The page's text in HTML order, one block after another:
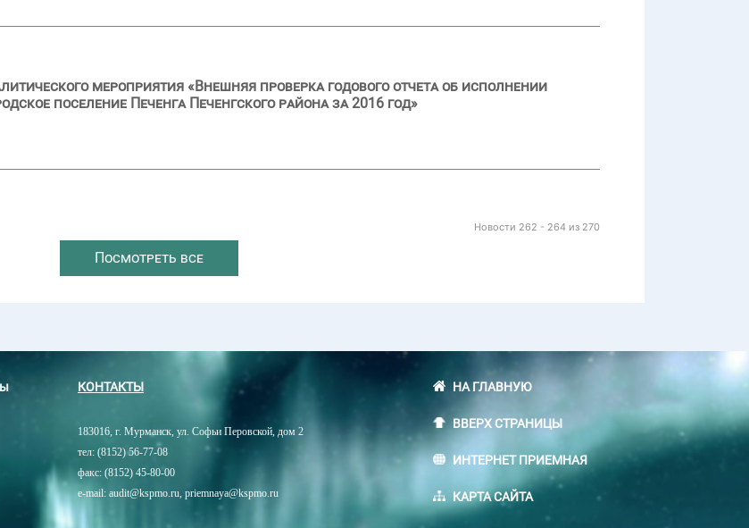
мероприятия «Внешняя проверка годового отчета об исполнении
поселение Печенга Печенгского района за 2016 год»
Новости 262 - 264 из 270
Посмотреть все
КОНТАКТЫ
183016, г. Мурманск, ул. Софьи Перовской, дом 2
тел: (8152) 56-77-08
факс: (8152) 45-80-00
e-mail: audit@kspmo.ru, priemnaya@kspmo.ru
НА ГЛАВНУЮ
ВВЕРХ СТРАНИЦЫ
ИНТЕРНЕТ ПРИЕМНАЯ
КАРТА САЙТА